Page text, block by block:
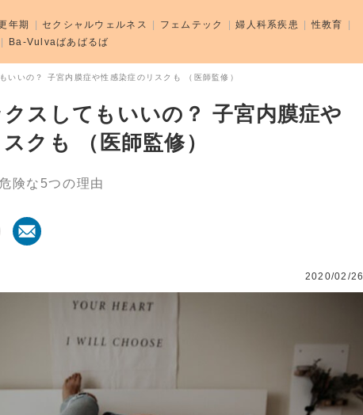
いいの？ 子宮内膜症や性感染症のリスクも （医師監修）
スしてもいいの？ 子宮内膜症や
クも （医師監修）
険な5つの理由
2020/02/26
年期 セクシャルウェルネス フェムテック 婦人科系疾患
性教育
Ba-Vulvaばあばるば